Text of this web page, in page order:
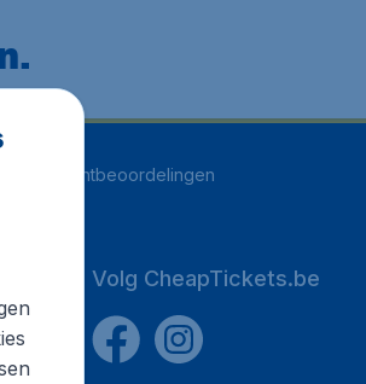
klantbeoordelingen
Volg CheapTickets.be